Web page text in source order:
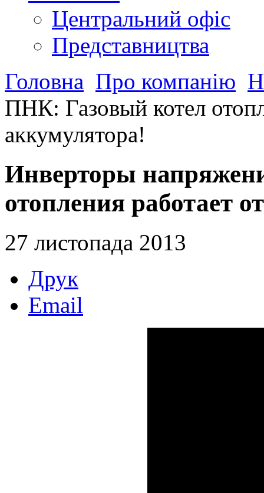
Центральний офіс
Представництва
Головна Про компанію
ПНК: Газовый котел
аккумулятора!
Инверторы
отопления работает
27 листопада 2013
Друк
Email